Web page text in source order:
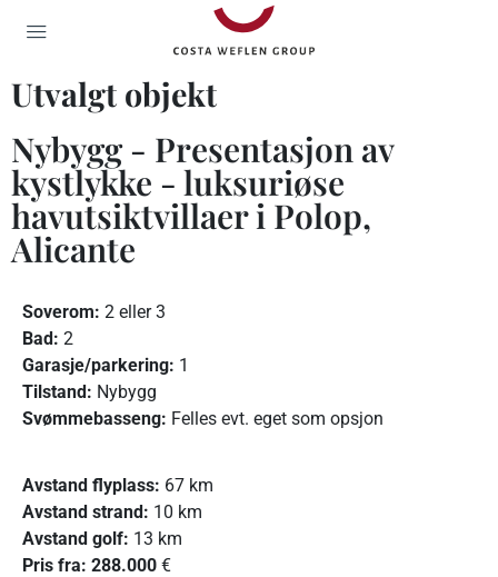
Utvalgt objekt
Nybygg - Presentasjon av
kystlykke - luksuriøse
havutsiktvillaer i Polop,
Alicante
Soverom: 2 eller 3
Bad: 2
Garasje/parkering: 1
Tilstand: Nybygg
Svømmebasseng: Felles evt. eget som opsjon
Avstand flyplass: 67 km
Avstand strand: 10 km
Avstand golf: 13 km
Pris fra: 288.000 €